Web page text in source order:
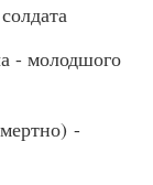
- молодшого
-